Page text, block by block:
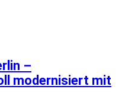
–
modernisiert mit